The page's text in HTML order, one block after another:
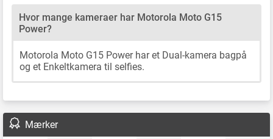
Hvor mange kameraer har Motorola Moto G15
Power?
Motorola Moto G15 Power har et Dual-kamera bagpå
og et Enkeltkamera til selfies.
Mærker